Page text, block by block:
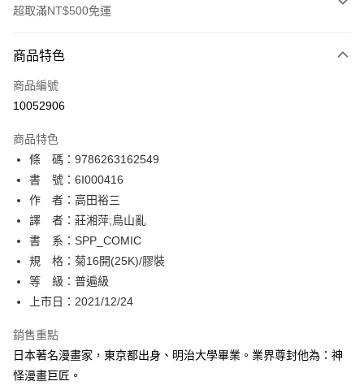
超取滿NT$500免運
信用卡一次付款
超商取貨付款
相關說明
【關於「AFTEE先享後付」】
AFTEE先享後付是「在收到商品之後才付款」的支付方式。 讓您購物簡單
便利好安心！
１．簡單：不需註冊會員、不需綁卡、不需儲值。
２．便利：只要手機號碼，簡訊認證，即可結帳。
３．安心：先確認商品／服務後，再付款。
【「AFTEE先享後付」結帳流程】
１．於結帳方式選擇「AFTEE先享後付」後，將跳轉至「AFTEE先享後付」
結帳頁面，進行簡訊認證並確認金額後，即可完成結帳。
２．訂單成立數日內，您將收到繳費通知簡訊。
ATM／網路銀行／等多元方式進行付款，方視為交易完成。
※ 請注意：結帳手續完成當下不需立刻繳費，但若您需要取消訂單，請聯絡
購買商品的店家。未經商家同意取消之訂單仍視為有效，需透過AFTEE先享
後付繳納相關費用。
ATM付款
運送方式
全家取貨付款
每筆NT$80，滿NT$500(含以上)免運費
付款後全家取貨
每筆NT$80，滿NT$500(含以上)免運費
商品特色
商品編號
10052906
商品特色
條 碼：9786263162549
書 號：6I000416
作 者：高田裕三
譯 者：莊湘萍;鳥山亂
書 系：SPP_COMIC
規 格：菊16開(25K)/膠裝
等 級：普遍級
上市日：2021/12/24
銷售重點
日本著名漫畫家，東京都出身、明治大學畢業。業界尊封他為：神
怪漫畫巨匠。